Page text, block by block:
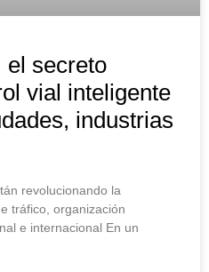
el secreto
vial inteligente
industrias
revolucionando la
tráfico, organización
e internacional En un